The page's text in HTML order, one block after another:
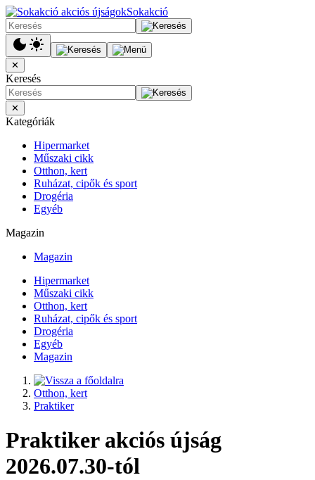
Sokakció
✕
Keresés
✕
Kategóriák
Hipermarket
Műszaki cikk
Otthon, kert
Ruházat, cipők és sport
Drogéria
Egyéb
Magazin
Magazin
Hipermarket
Műszaki cikk
Otthon, kert
Ruházat, cipők és sport
Drogéria
Egyéb
Magazin
Otthon, kert
Praktiker
Praktiker akciós újság
2026.07.30-tól